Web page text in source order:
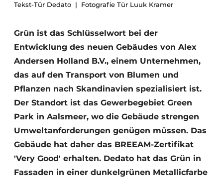
Tekst-Tür Dedato
Fotografie Tür Luuk Kramer
Grün ist das Schlüsselwort bei der
Entwicklung des neuen Gebäudes von Alex
Andersen Holland B.V., einem Unternehmen,
das auf den Transport von Blumen und
Pflanzen nach Skandinavien spezialisiert ist.
Der Standort ist das Gewerbegebiet Green
Park in Aalsmeer, wo die Gebäude strengen
Umweltanforderungen genügen müssen. Das
Gebäude hat daher das BREEAM-Zertifikat
'Very Good' erhalten. Dedato hat das Grün in
Fassaden in einer dunkelgrünen Metallicfarbe